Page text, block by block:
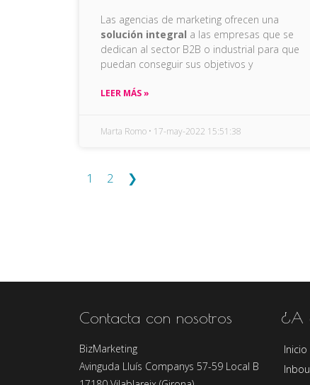
Las agencias de marketing ofrecen una
solución integral a las empresas que se
dedican al sector B2B o industrial para que
puedan conseguir sus objetivos y
LEER MÁS »
Marta Romo 17-may-2022 15:51:38
1 2 ❯
Contacta con nosotros
BizMarketing
Avinguda Lluís Companys 57-59 Local B
¿A
Inicio